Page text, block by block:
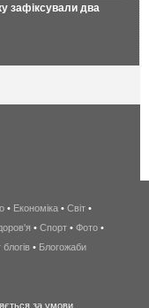
зафіксували два
беспроводной
интернет
киев
wimax
• Економіка • Світ •
• Спорт • Фото •
• Блогожаби
за умови